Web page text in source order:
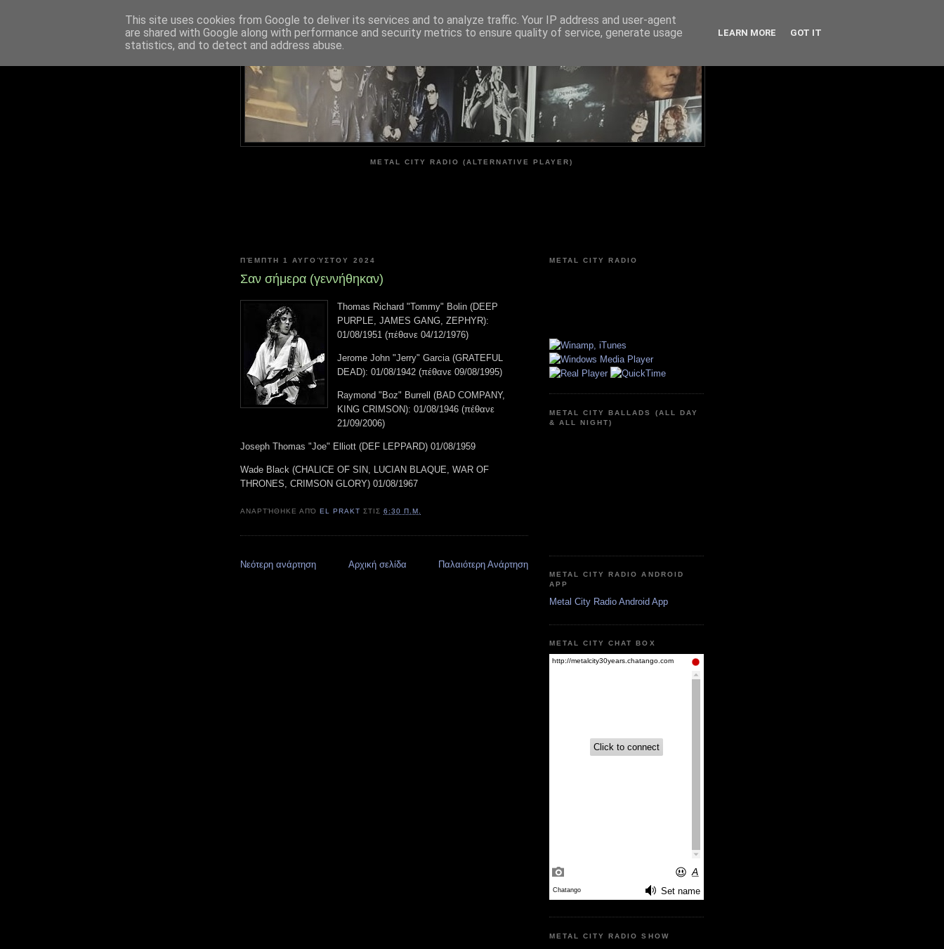
METAL CITY
METAL CITY RADIO (ALTERNATIVE PLAYER)
ΠΈΜΠΤΗ 1 ΑΥΓΟΎΣΤΟΥ 2024
Σαν σήμερα (γεννήθηκαν)
Thomas Richard "Tommy" Bolin (DEEP
PURPLE, JAMES GANG, ZEPHYR):
01/08/1951 (πέθανε 04/12/1976)
Jerome John "Jerry" Garcia (GRATEFUL
DEAD): 01/08/1942 (πέθανε 09/08/1995)
Raymond "Boz" Burrell (BAD COMPANY,
KING CRIMSON): 01/08/1946 (πέθανε
21/09/2006)
Joseph Thomas "Joe" Elliott (DEF LEPPARD) 01/08/1959
Wade Black (CHALICE OF SIN, LUCIAN BLAQUE, WAR OF
THRONES, CRIMSON GLORY) 01/08/1967
ΑΝΑΡΤΉΘΗΚΕ ΑΠΌEL PRAKT ΣΤΙΣ6:30 Π.Μ.
Νεότερη ανάρτηση Παλαιότερη Ανάρτηση
Αρχική σελίδα
METAL CITY RADIO
METAL CITY BALLADS (ALL DAY
& ALL NIGHT)
METAL CITY RADIO ANDROID
APP
Metal City Radio Android App
METAL CITY CHAT BOX
METAL CITY RADIO SHOW
This site uses cookies from Google to deliver its services and to analyze traffic. Your IP address and user-agent
are shared with Google along with performance and security metrics to ensure quality of service, generate usage
statistics, and to detect and address abuse.
LEARN MORE GOT IT